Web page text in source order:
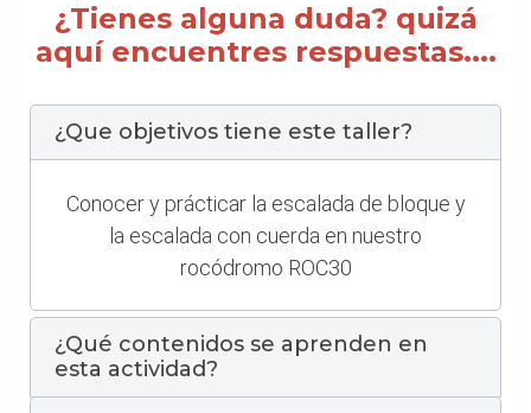
¿Tienes alguna duda? quizá
aquí encuentres respuestas....
¿Que objetivos tiene este taller?
Conocer y prácticar la escalada de bloque y
la escalada con cuerda en nuestro
rocódromo ROC30
¿Qué contenidos se aprenden en
esta actividad?